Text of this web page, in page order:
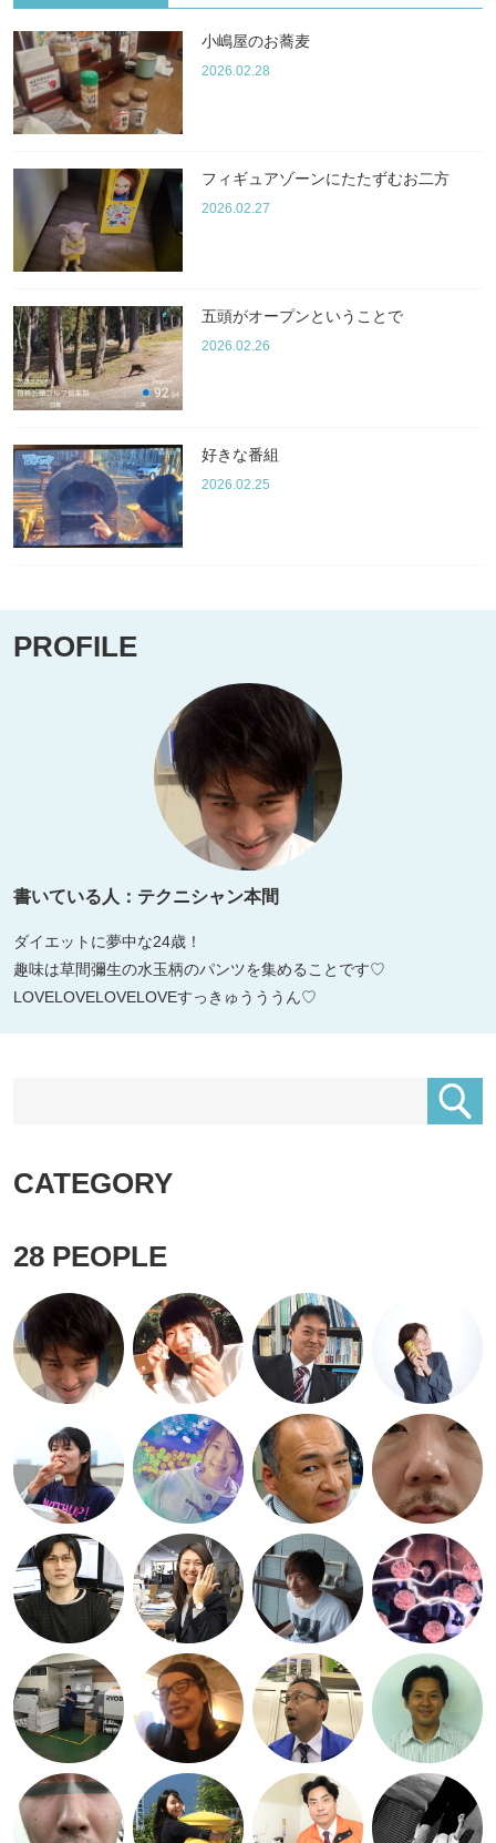
小嶋屋のお蕎麦
2026.02.28
フィギュアゾーンにたたずむお二方
2026.02.27
五頭がオープンということで
2026.02.26
好きな番組
2026.02.25
PROFILE
書いている人：テクニシャン本間
ダイエットに夢中な24歳！
趣味は草間彌生の水玉柄のパンツを集めることです♡
LOVELOVELOVELOVEすっきゅうううん♡
CATEGORY
28 PEOPLE